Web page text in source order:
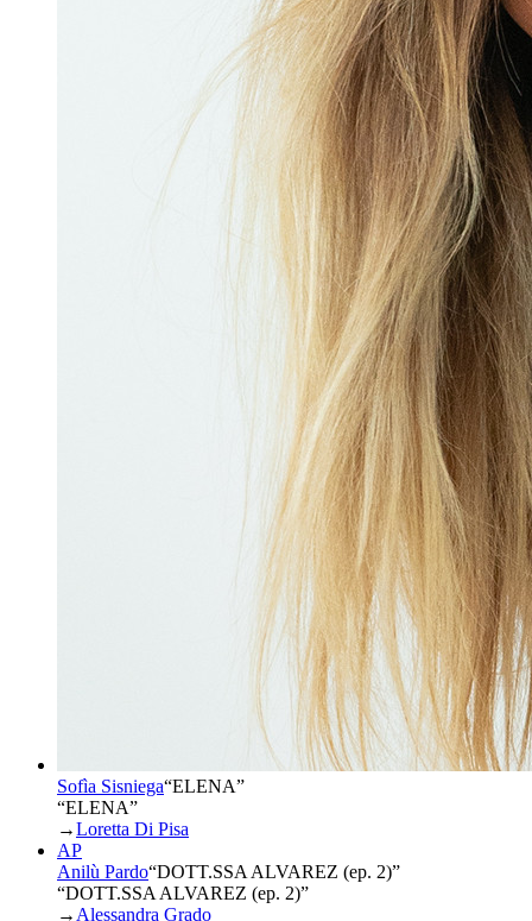
Sofìa Sisniega“ELENA”
“ELENA”
→Loretta Di Pisa
AP
Anilù Pardo“DOTT.SSA ALVAREZ (ep. 2)”
“DOTT.SSA ALVAREZ (ep. 2)”
→ Alessandra Grado